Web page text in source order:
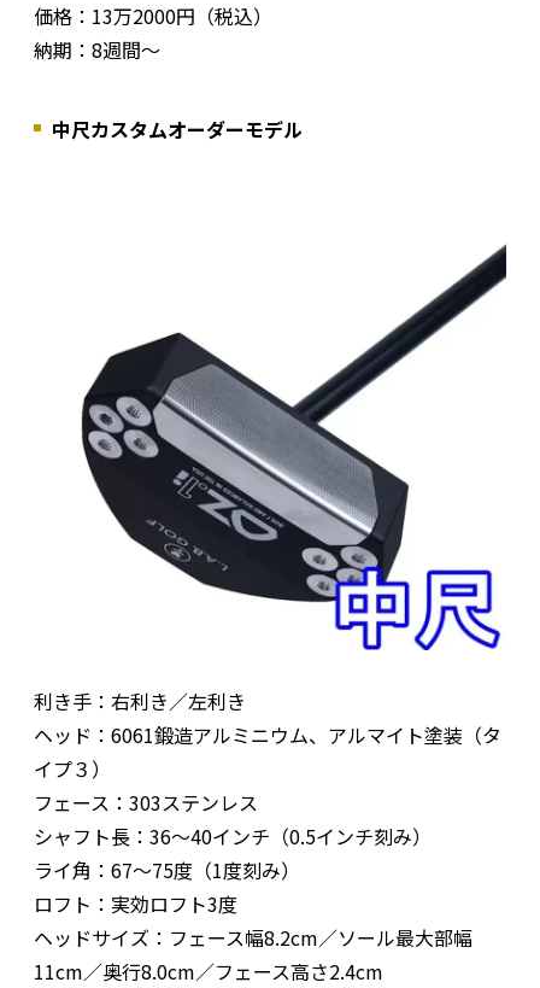
価格：13万2000円（税込）
納期：8週間～
中尺カスタムオーダーモデル
利き手：右利き／左利き
ヘッド：6061鍛造アルミニウム、アルマイト塗装（タ
イプ３）
フェース：303ステンレス
シャフト長：36～40インチ（0.5インチ刻み）
ライ角：67～75度（1度刻み）
ロフト：実効ロフト3度
ヘッドサイズ：フェース幅8.2cm／ソール最大部幅
11cm／奥行8.0cm／フェース高さ2.4cm